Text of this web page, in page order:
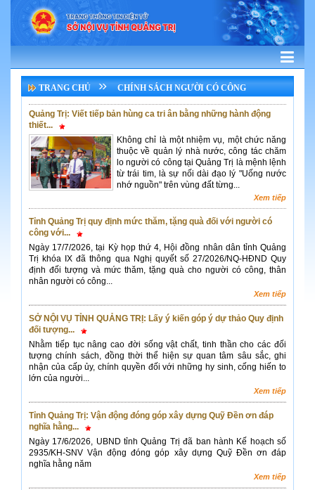
TRANG CHỦ CHÍNH SÁCH NGƯỜI CÓ CÔNG
Quảng Trị: Viết tiếp bản hùng ca tri ân bằng những hành động
thiết...
Không chỉ là một nhiệm vụ, một chức năng
thuộc về quản lý nhà nước, công tác chăm
lo người có công tại Quảng Trị là mệnh lệnh
từ trái tim, là sự nối dài đạo lý "Uống nước
nhớ nguồn" trên vùng đất từng...
Xem tiếp
Tỉnh Quảng Trị quy định mức thăm, tặng quà đối với người có
công với...
Ngày 17/7/2026, tại Kỳ họp thứ 4, Hội đồng nhân dân tỉnh Quảng
Trị khóa IX đã thông qua Nghị quyết số 27/2026/NQ-HĐND Quy
định đối tượng và mức thăm, tặng quà cho người có công, thân
nhân người có công...
Xem tiếp
SỞ NỘI VỤ TỈNH QUẢNG TRỊ: Lấy ý kiến góp ý dự thảo Quy định
đối tượng...
Nhằm tiếp tục nâng cao đời sống vật chất, tinh thần cho các đối
tượng chính sách, đồng thời thể hiện sự quan tâm sâu sắc, ghi
nhận của cấp ủy, chính quyền đối với những hy sinh, cống hiến to
lớn của người...
Xem tiếp
Tỉnh Quảng Trị: Vận động đóng góp xây dựng Quỹ Đền ơn đáp
nghĩa hằng...
Ngày 17/6/2026, UBND tỉnh Quảng Trị đã ban hành Kế hoạch số
2935/KH-SNV Vận động đóng góp xây dựng Quỹ Đền ơn đáp
nghĩa hằng năm
Xem tiếp